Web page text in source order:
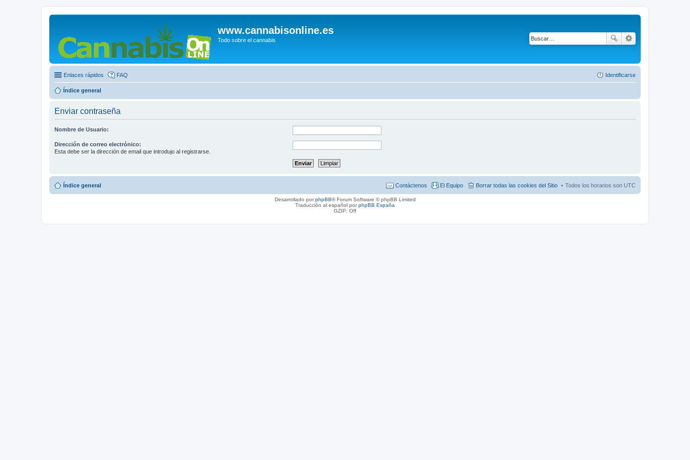
www.cannabisonline.es
Todo sobre el cannabis
Enlaces rápidos FAQ Identificarse
Índice general
Enviar contraseña
Nombre de Usuario:
Dirección de correo electrónico:
Esta debe ser la dirección de email que introdujo al registrarse.
Índice general Todos los horarios son UTC
Borrar todas las cookies del Sitio
El Equipo
Contáctenos
Desarrollado porphpBB® Forum Software © phpBB Limited
Traducción al español porphpBB España
GZIP: Off